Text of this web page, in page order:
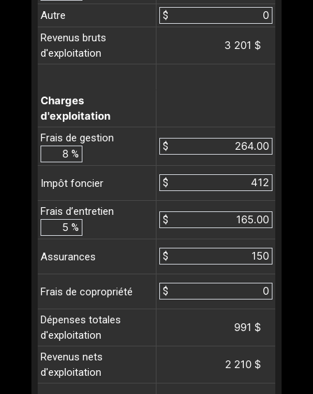
Autre
$
Revenus bruts
d'exploitation
3 201 $
Charges
d'exploitation
Frais de gestion
%
$
Impôt foncier $
Frais d’entretien
%
$
Assurances $
Frais de copropriété $
Dépenses totales
d'exploitation
991 $
Revenus nets
d'exploitation
2 210 $